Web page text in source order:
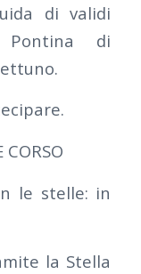
di validi
Pontina di
CORSO
le stelle: in
la Stella